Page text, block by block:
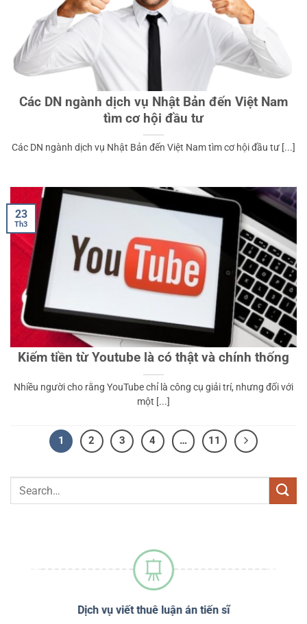
Các DN ngành dịch vụ Nhật Bản đến Việt Nam
tìm cơ hội đầu tư
Các DN ngành dịch vụ Nhật Bản đến Việt Nam tìm cơ hội đầu tư [...]
Kiếm tiền từ Youtube là có thật và chính thống
Nhiều người cho rằng YouTube chỉ là công cụ giải trí, nhưng đối với
một [...]
23
Th3
1 2 3 4 … 11
Dịch vụ viết thuê luận án tiến sĩ